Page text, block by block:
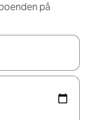
på
med upp- och